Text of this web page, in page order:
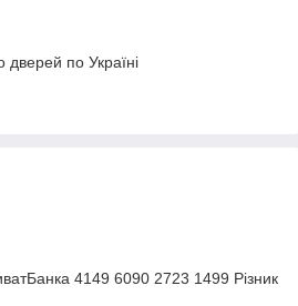
дверей по Україні
4149 6090 2723 1499 Різник